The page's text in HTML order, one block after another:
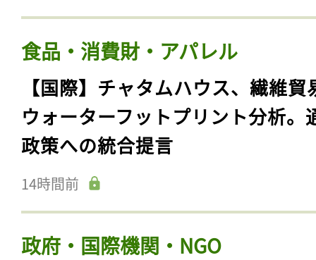
食品・消費財・アパレル
【国際】チャタムハウス、繊維貿
ウォーターフットプリント分析。
政策への統合提言
14時間前
政府・国際機関・NGO